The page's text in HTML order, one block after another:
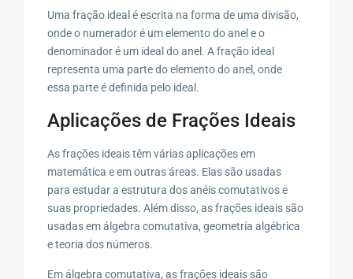
Uma fração ideal é escrita na forma de uma divisão,
onde o numerador é um elemento do anel e o
denominador é um ideal do anel. A fração ideal
representa uma parte do elemento do anel, onde
essa parte é definida pelo ideal.
Aplicações de Frações Ideais
As frações ideais têm várias aplicações em
matemática e em outras áreas. Elas são usadas
para estudar a estrutura dos anéis comutativos e
suas propriedades. Além disso, as frações ideais são
usadas em álgebra comutativa, geometria algébrica
e teoria dos números.
Em álgebra comutativa, as frações ideais são